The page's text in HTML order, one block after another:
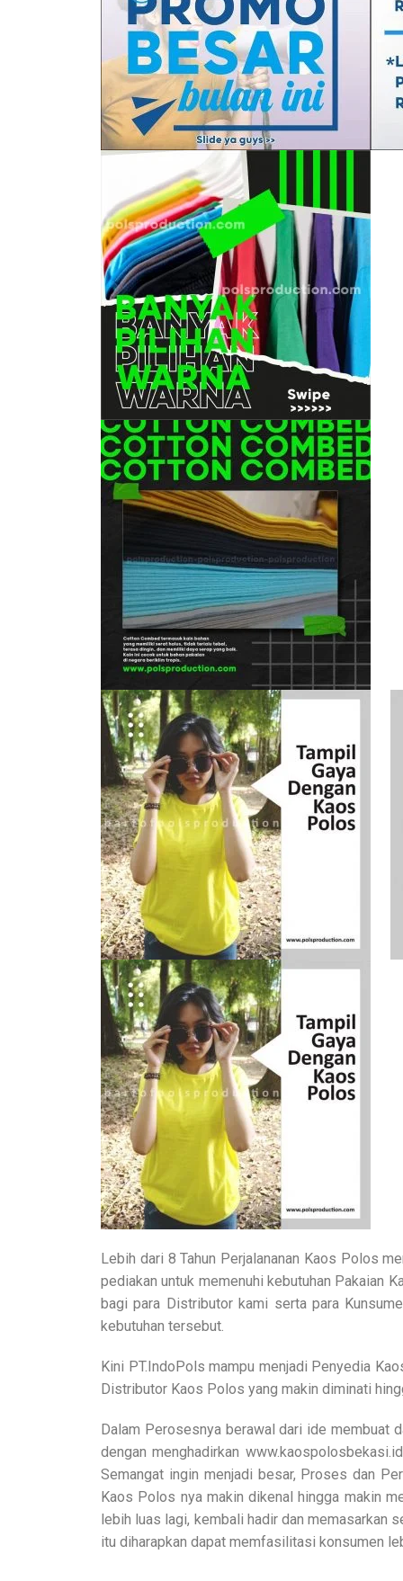
Lebih dari 8 Tahun Perjalananan Kaos Polos
pediakan untuk memenuhi kebutuhan Pakaian
bagi para Distributor kami serta para
kebutuhan tersebut.
Kini PT.IndoPols mampu menjadi Penyedia
Distributor Kaos Polos yang makin diminati
Dalam Perosesnya berawal dari ide membuat
dengan menghadirkan
Semangat ingin menjadi besar, Proses dan
Kaos Polos nya makin dikenal hingga makin
lebih luas lagi, kembali hadir dan memasarkan
itu diharapkan dapat memfasilitasi konsumen